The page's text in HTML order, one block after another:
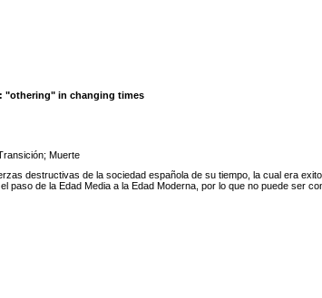
"othering" in changing times
; Muerte
destructivas de la sociedad española de su tiempo, la cual era
paso de la Edad Media a la Edad Moderna, por lo que no puede ser